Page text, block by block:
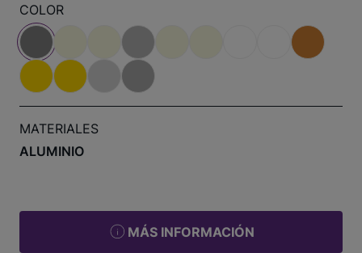
COLOR
MATERIALES
ALUMINIO
MÁS INFORMACIÓN